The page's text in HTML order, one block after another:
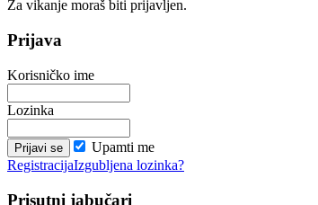
Za vikanje moraš biti prijavljen.
Prijava
Korisničko ime
Lozinka
Upamti me
RegistracijaIzgubljena lozinka?
Prisutni jabučari